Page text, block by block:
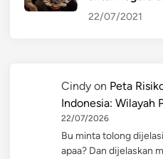
22/07/2021
Cindy on Peta
Indonesia: Wilayah
22/07/2026
Bu minta tolong
apaa? Dan dijelaskan